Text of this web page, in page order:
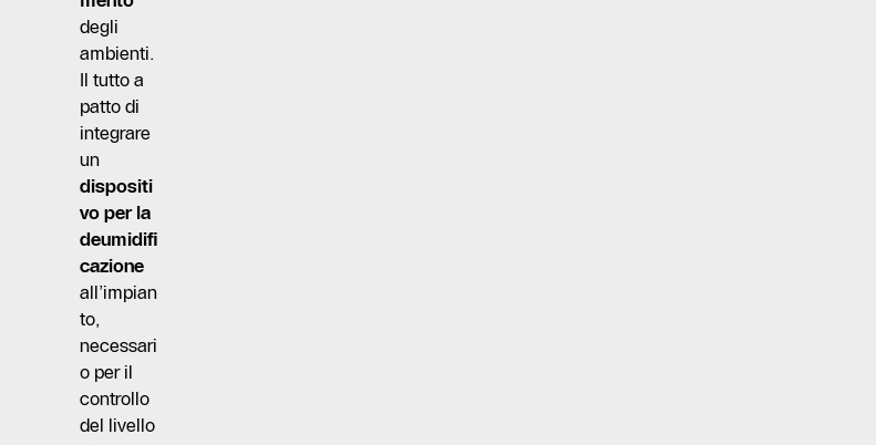
degli
ambienti.
Il tutto a
patto di
integrare
un
dispositi
vo per la
deumidifi
cazione
all’impian
to,
necessari
o per il
controllo
del livello